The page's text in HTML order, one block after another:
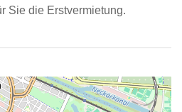
Sie die Erstvermietung.